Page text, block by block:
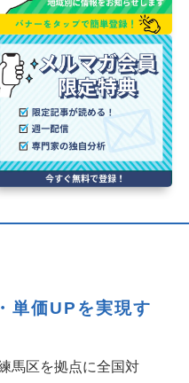
単価UPを実現す
馬区を拠点に全国対